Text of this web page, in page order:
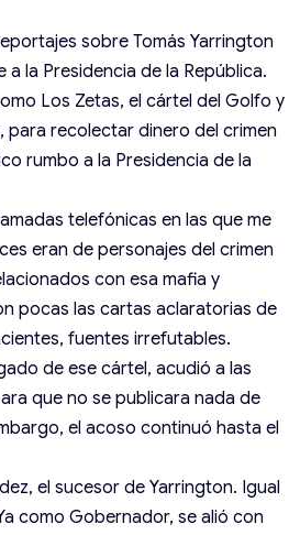
sobre Tomás Yarrington
la Presidencia de la República.
Los Zetas, el cártel del Golfo y
para recolectar dinero del crimen
rumbo a la Presidencia de la
telefónicas en las que me
eran de personajes del crimen
con esa mafia y
pocas las cartas aclaratorias de
fuentes irrefutables.
de ese cártel, acudió a las
que no se publicara nada de
el acoso continuó hasta el
el sucesor de Yarrington. Igual
como Gobernador, se alió con